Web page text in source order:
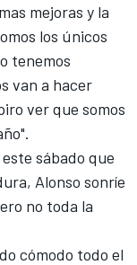
mejoras y la
los únicos
tenemos
van a hacer
ver que somos
sábado que
Alonso sonríe
no toda la
cómodo todo el